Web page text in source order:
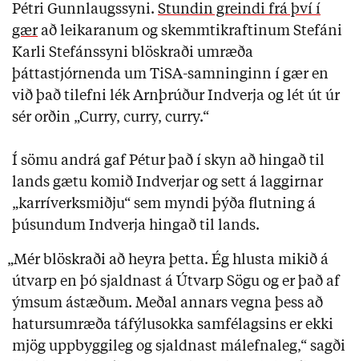
Pétri Gunnlaugssyni. Stundin greindi frá því í
gærað leikaranum og skemmtikraftinum Stefáni
Karli Stefánssyni blöskraði umræða
þáttastjórnenda um TiSA-samninginn í gær en
við það tilefni lék Arnþrúður Indverja og lét út úr
sér orðin „Curry, curry, curry.“
Í sömu andrá gaf Pétur það í skyn að hingað til
lands gætu komið Indverjar og sett á laggirnar
„karríverksmiðju“ sem myndi þýða flutning á
þúsundum Indverja hingað til lands.
„Mér blöskraði að heyra þetta. Ég hlusta mikið á
útvarp en þó sjaldnast á Útvarp Sögu og er það af
ýmsum ástæðum. Meðal annars vegna þess að
hatursumræða táfýlusokka samfélagsins er ekki
mjög uppbyggileg og sjaldnast málefnaleg,“ sagði